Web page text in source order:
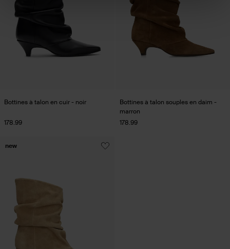
Bottines à talon en cuir - noir
178.99
Bottines à talon souples en daim -
marron
178.99
new